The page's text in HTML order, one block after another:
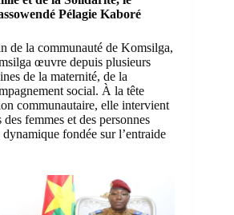
Pélagie Kaboré
de la communauté de Komsilga,
œuvre depuis plusieurs
de la maternité, de la
social. À la tête
communautaire, elle intervient
femmes et des personnes
fondée sur l’entraide